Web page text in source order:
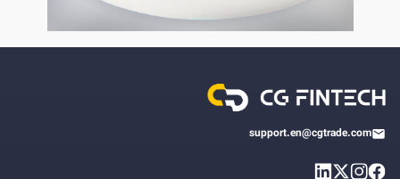
support.en@cgtrade.com